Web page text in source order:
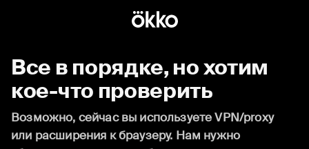
Все в порядке, но хотим
кое-что проверить
Возможно, сейчас вы используете VPN/proxy
или расширения к браузеру. Нам нужно